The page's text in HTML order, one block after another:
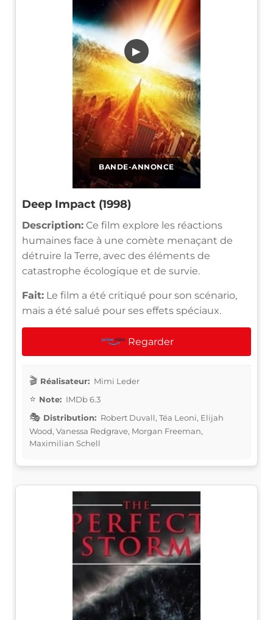
BANDE-ANNONCE
▶
Deep Impact (1998)
Description: Ce film explore les réactions
humaines face à une comète menaçant de
détruire la Terre, avec des éléments de
catastrophe écologique et de survie.
Fait: Le film a été critiqué pour son scénario,
mais a été salué pour ses effets spéciaux.
Regarder
Réalisateur: Mimi Leder
Note: IMDb 6.3
Distribution: Robert Duvall, Téa Leoni, Elijah
Wood, Vanessa Redgrave, Morgan Freeman,
Maximilian Schell